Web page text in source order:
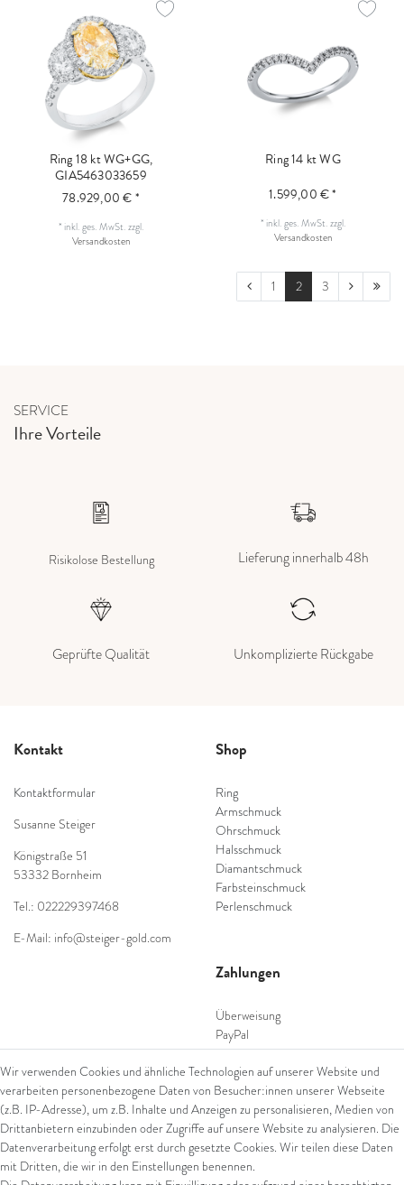
Ring 18 kt WG+GG,
GIA5463033659
78.929,00 € *
* inkl. ges. MwSt.zzgl.
Versandkosten
Ring 14 kt WG
1.599,00 € *
* inkl. ges. MwSt.zzgl.
Versandkosten
1 2 3
SERVICE
Ihre Vorteile
Risikolose Bestellung Lieferung innerhalb 48h
Geprüfte Qualität Unkomplizierte Rückgabe
Kontakt
Kontaktformular
Susanne Steiger
Königstraße 51
53332 Bornheim
Tel.: 022229397468
E-Mail: info@steiger-gold.com
Shop
Ring
Armschmuck
Ohrschmuck
Halsschmuck
Diamantschmuck
Farbsteinschmuck
Perlenschmuck
Zahlungen
Überweisung
PayPal
SEPA Lastschrift
giropay
Kreditkarte
Versand
Wir verwenden Cookies und ähnliche Technologien auf unserer Website und
verarbeiten personenbezogene Daten von Besucher:innen unserer Webseite
(z.B. IP-Adresse), um z.B. Inhalte und Anzeigen zu personalisieren, Medien von
Drittanbietern einzubinden oder Zugriffe auf unsere Website zu analysieren. Die
Datenverarbeitung erfolgt erst durch gesetzte Cookies. Wir teilen diese Daten
mit Dritten, die wir in den Einstellungen benennen.